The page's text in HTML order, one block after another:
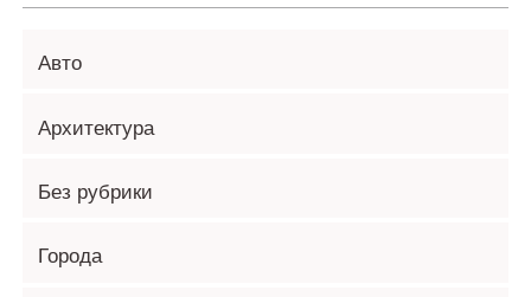
Авто
Архитектура
Без рубрики
Города